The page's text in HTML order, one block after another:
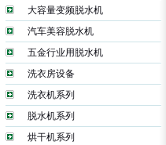
大容量变频脱水机
汽车美容脱水机
五金行业用脱水机
洗衣房设备
洗衣机系列
脱水机系列
烘干机系列